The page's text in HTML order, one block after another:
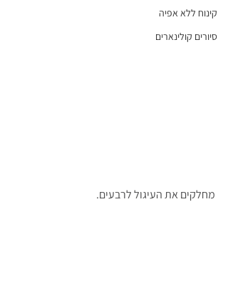
קינוח ללא אפיה
סיורים קולינארים
מחלקים את העיגול לרבעים.